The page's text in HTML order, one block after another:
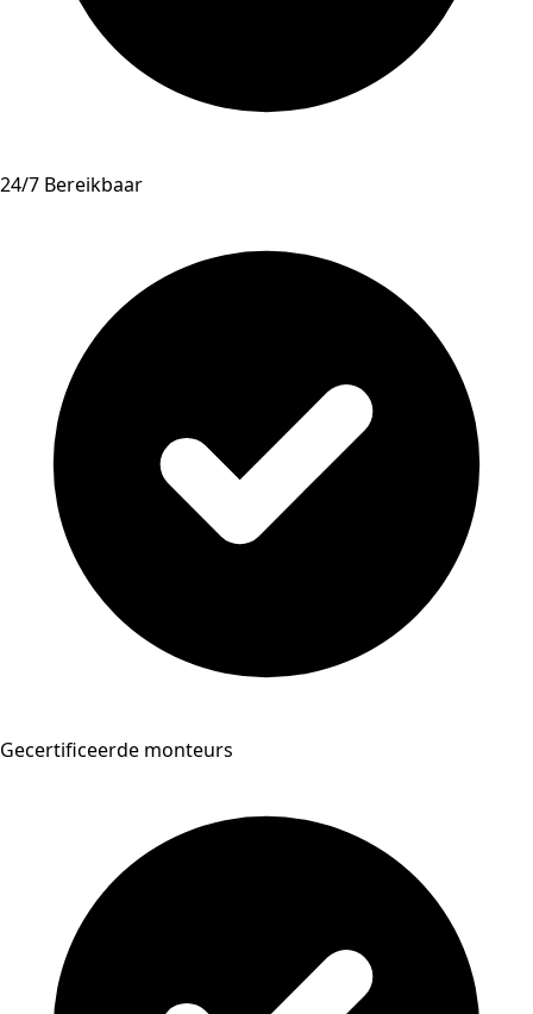
24/7 Bereikbaar
Gecertificeerde monteurs